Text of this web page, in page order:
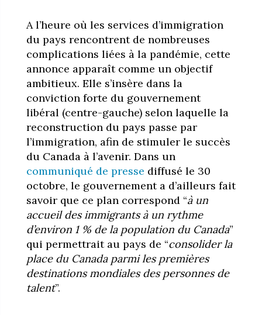
A l’heure où les services d’immigration
du pays rencontrent de nombreuses
complications liées à la pandémie, cette
annonce apparaît comme un objectif
ambitieux. Elle s’insère dans la
conviction forte du gouvernement
libéral (centre-gauche) selon laquelle la
reconstruction du pays passe par
l’immigration, afin de stimuler le succès
du Canada à l’avenir. Dans un
communiqué de presse diffusé le 30
octobre, le gouvernement a d’ailleurs fait
savoir que ce plan correspond “à un
accueil des immigrants à un rythme
d’environ 1 % de la population du Canada”
qui permettrait au pays de “consolider la
place du Canada parmi les premières
destinations mondiales des personnes de
talent”.